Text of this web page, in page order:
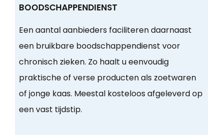
BOODSCHAPPENDIENST
Een aantal aanbieders faciliteren daarnaast
een bruikbare boodschappendienst voor
chronisch zieken. Zo haalt u eenvoudig
praktische of verse producten als zoetwaren
of jonge kaas. Meestal kosteloos afgeleverd op
een vast tijdstip.